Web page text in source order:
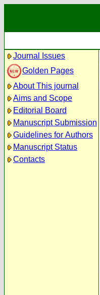
Journal Issues
Golden Pages
About This journal
Aims and Scope
Editorial Board
Manuscript Submission
Guidelines for Authors
Manuscript Status
Contacts